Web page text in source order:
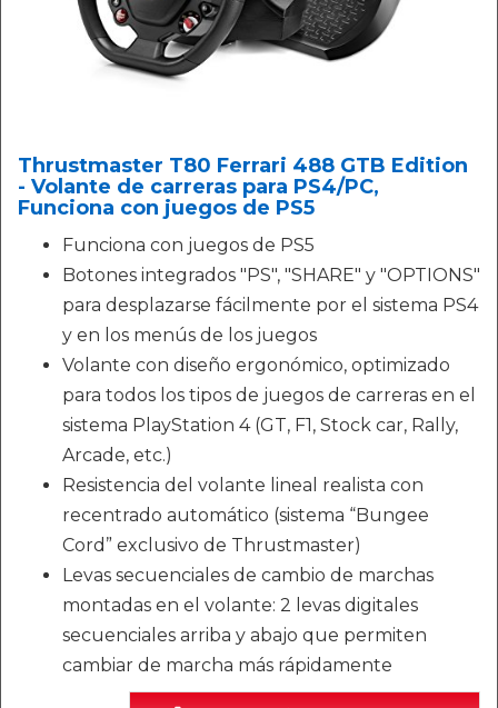
Thrustmaster T80 Ferrari 488 GTB Edition
- Volante de carreras para PS4/PC,
Funciona con juegos de PS5
Funciona con juegos de PS5
Botones integrados "PS", "SHARE" y "OPTIONS"
para desplazarse fácilmente por el sistema PS4
y en los menús de los juegos
Volante con diseño ergonómico, optimizado
para todos los tipos de juegos de carreras en el
sistema PlayStation 4 (GT, F1, Stock car, Rally,
Arcade, etc.)
Resistencia del volante lineal realista con
recentrado automático (sistema “Bungee
Cord” exclusivo de Thrustmaster)
Levas secuenciales de cambio de marchas
montadas en el volante: 2 levas digitales
secuenciales arriba y abajo que permiten
cambiar de marcha más rápidamente